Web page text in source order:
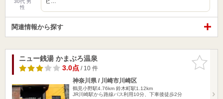
30代 男
性
関連情報から探す
お気に入
りに追加
ニュー銭湯 かまぶろ温泉
3.0点/ 10 件
神奈川県 / 川崎市川崎区
鶴見小野駅4.76km 鈴木町駅1.12km
JR川崎駅から路線バス利用10分、下車後徒歩2分